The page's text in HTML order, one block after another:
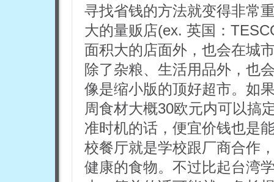
寻找省钱的方法就变得非常
大的量贩店(ex. 英国：
面积大的店面外，也会在城
除了杂粮、生活用品外，也
像是缩小版的顶好超市。如
周食材大概30欧元内可以搞
准时机的话，便宜价钱也是
校餐厅就是学校跟厂商合作
健康的食物。不过比起台湾